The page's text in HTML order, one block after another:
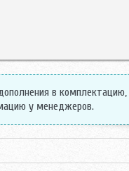
в комплектацию,
у менеджеров.